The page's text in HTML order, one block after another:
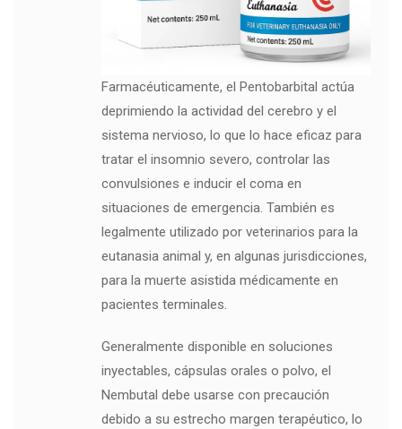
Farmacéuticamente, el Pentobarbital actúa
deprimiendo la actividad del cerebro y el
sistema nervioso, lo que lo hace eficaz para
tratar el insomnio severo, controlar las
convulsiones e inducir el coma en
situaciones de emergencia. También es
legalmente utilizado por veterinarios para la
eutanasia animal y, en algunas jurisdicciones,
para la muerte asistida médicamente en
pacientes terminales.
Generalmente disponible en soluciones
inyectables, cápsulas orales o polvo, el
Nembutal debe usarse con precaución
debido a su estrecho margen terapéutico, lo